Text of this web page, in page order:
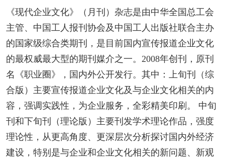
《现代企业文化》（月刊）杂志是由中华全国总工会
主管、中国工人报刊协会及中国工人出版社联合主办
的国家级综合类期刊，是目前国内宣传报道企业文化
的最权威最大型的期刊媒介之一。2008年创刊，原刊
名《职业圈》，国内外公开发行。其中：上旬刊（综
合版）主要宣传报道企业文化及与企业文化相关的内
容，强调实践性，为企业服务，全彩精美印刷。 中旬
刊和下旬刊（理论版）主要刊发学术理论作品，强度
理论性，从更高角度、更深层次分析探讨国内外经济
建设，特别是与企业和企业文化相关的新问题、新观